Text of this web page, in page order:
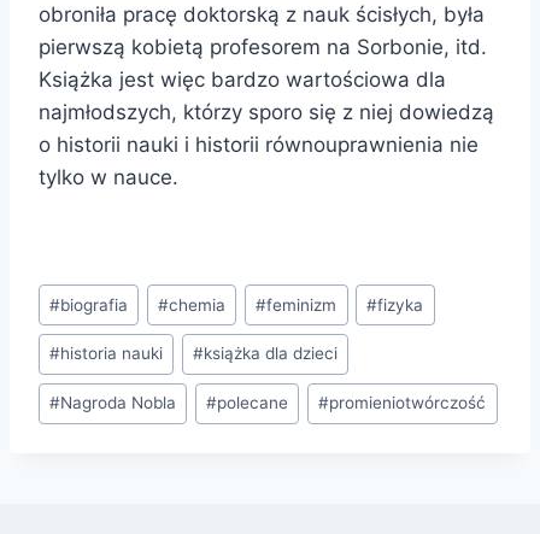
obroniła pracę doktorską z nauk ścisłych, była
pierwszą kobietą profesorem na Sorbonie, itd.
Książka jest więc bardzo wartościowa dla
najmłodszych, którzy sporo się z niej dowiedzą
o historii nauki i historii równouprawnienia nie
tylko w nauce.
Tagi
wpisu:
#biografia #chemia #feminizm #fizyka
#historia nauki #książka dla dzieci
#Nagroda Nobla #polecane #promieniotwórczość